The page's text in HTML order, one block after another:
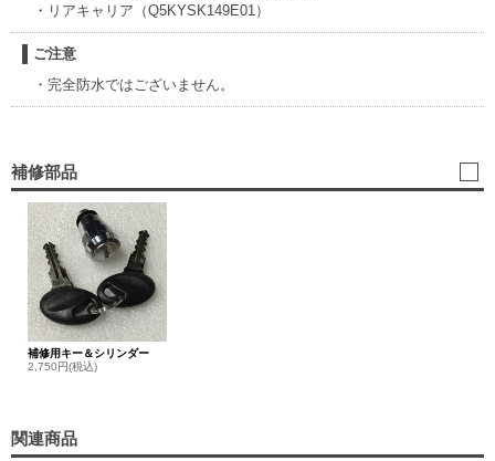
・リアキャリア（Q5KYSK149E01）
ご注意
・完全防水ではございません。
補修部品
補修用キー＆シリンダー
2,750円(税込)
関連商品